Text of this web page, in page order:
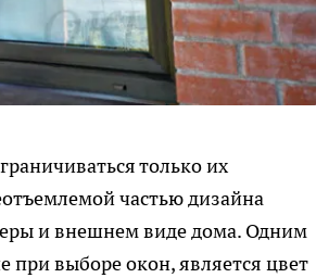
только их
частью дизайна
и внешнем виде дома. Одним
при выборе окон, является цвет